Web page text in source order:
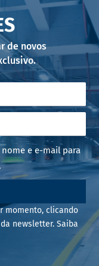
de novos
e e-mail para
momento, clicando
newsletter. Saiba